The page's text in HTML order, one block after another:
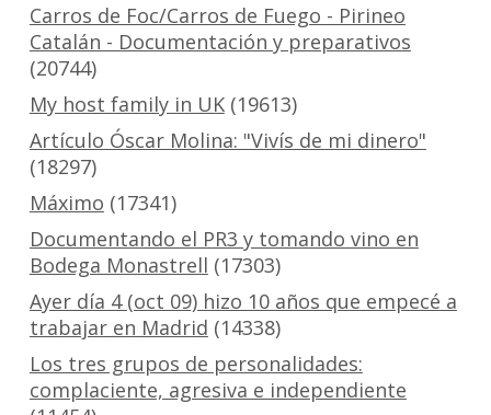
Carros de Foc/Carros de Fuego - Pirineo
Catalán - Documentación y preparativos
(20744)
My host family in UK(19613)
Artículo Óscar Molina: "Vivís de mi dinero"
(18297)
Máximo (17341)
Documentando el PR3 y tomando vino en
Bodega Monastrell (17303)
Ayer día 4 (oct 09) hizo 10 años que empecé a
trabajar en Madrid (14338)
Los tres grupos de personalidades:
complaciente, agresiva e independiente